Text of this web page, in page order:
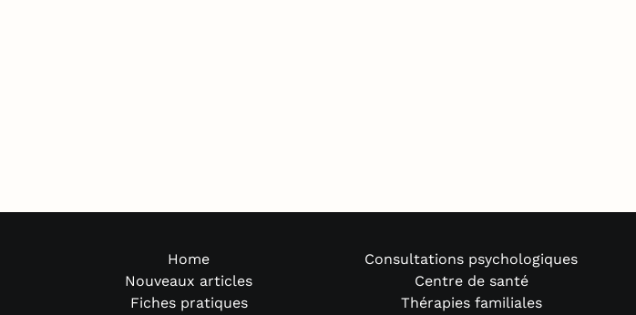
Home
Nouveaux articles
Fiches pratiques
Consultations psychologiques
Centre de santé
Thérapies familiales